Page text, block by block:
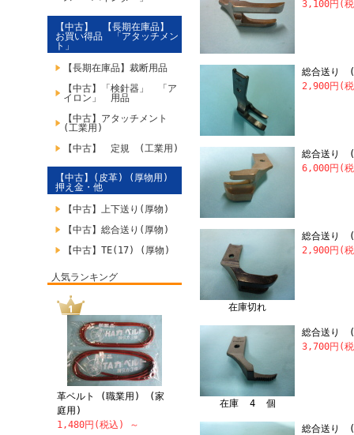
【中古】 【長期在庫品】
お買い得品 「アタッチメン
ト」
【長期在庫品】裁断用品
【中古】「検針器」 「ア
イロン」 用品
【中古】アタッチメント
(工業用)
【中古】 定規 (工業用)
【中古】(皮革) (厚物用)
押え金・他
【中古】上下送り(厚物)
【中古】総合送り(厚物)
【中古】TE(17) (厚物)
人気ランキング
革ベルト (職業用) (家
庭用)
1,480円(税込) ～
3,100円(
総合送り
2,900円(
総合送り
6,000円(
在庫切れ
総合送り
2,900円(
在庫 4 個
総合送り
3,700円(
総合送り